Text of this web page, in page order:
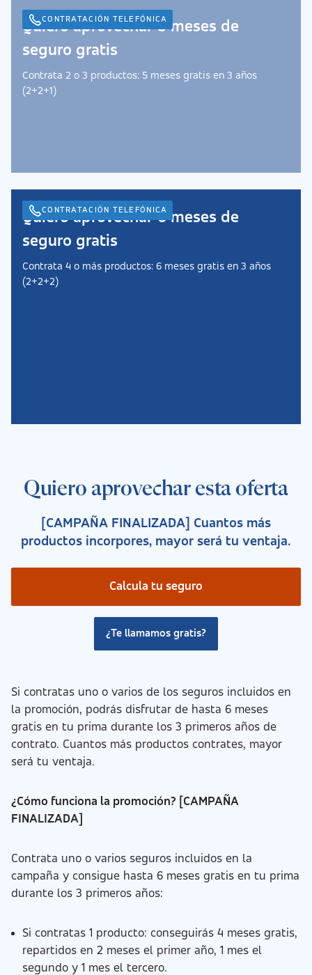
CONTRATACIÓN TELEFÓNICA
Quiero aprovechar 5 meses de
seguro gratis
Contrata 2 o 3 productos: 5 meses gratis en 3 años
(2+2+1)
CONTRATACIÓN TELEFÓNICA
Quiero aprovechar 6 meses de
seguro gratis
Contrata 4 o más productos: 6 meses gratis en 3 años
(2+2+2)
Quiero aprovechar esta oferta
[CAMPAÑA FINALIZADA] Cuantos más
productos incorpores, mayor será tu ventaja.
Calcula tu seguro
¿Te llamamos gratis?
Si contratas uno o varios de los seguros incluidos en
la promoción, podrás disfrutar de hasta 6 meses
gratis en tu prima durante los 3 primeros años de
contrato. Cuantos más productos contrates, mayor
será tu ventaja.
¿Cómo funciona la promoción? [CAMPAÑA
FINALIZADA]
Contrata uno o varios seguros incluidos en la
campaña y consigue hasta 6 meses gratis en tu prima
durante los 3 primeros años:
Si contratas 1 producto: conseguirás 4 meses gratis,
repartidos en 2 meses el primer año, 1 mes el
segundo y 1 mes el tercero.